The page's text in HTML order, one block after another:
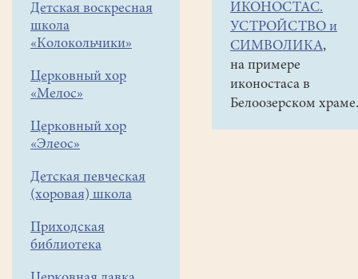
Детская воскресная
школа
«Колокольчики»
Церковный хор
«Мелос»
Церковный хор
«Элеос»
Детская певческая
(хоровая) школа
Приходская
библиотека
КМЦ
"КЛИО"
24.12.17
19час.
ИКОНОСТАС.
УСТРОЙСТВО и
СИМВОЛИКА,
на примере
иконостаса в
Белоозерском храме.